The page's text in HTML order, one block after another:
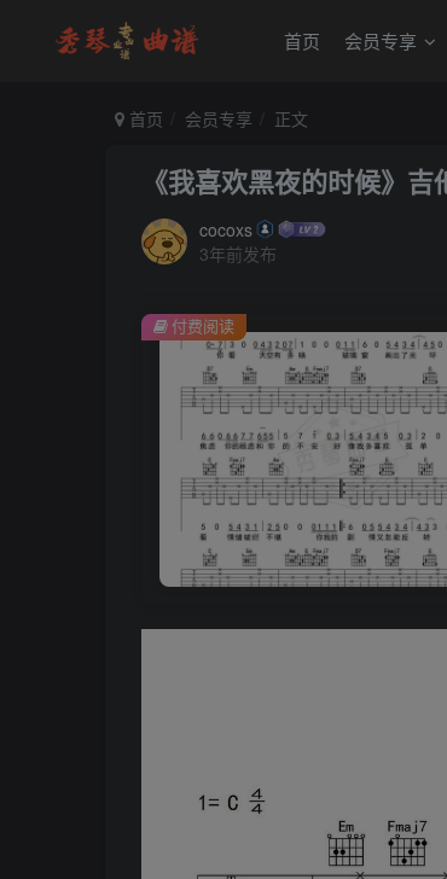
首页 会员专享
首页 会员专享 正文
《我喜欢黑夜的时候》
cocoxs
3年前发布
付费阅读